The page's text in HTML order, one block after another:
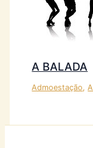
A BALADA
Admoestação,